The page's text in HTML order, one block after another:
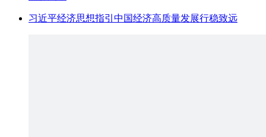
习近平经济思想指引中国经济高质量发展行稳致远